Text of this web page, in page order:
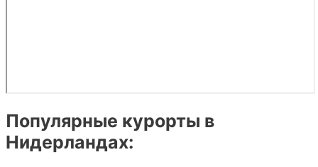
Популярные курорты в
Нидерландах: